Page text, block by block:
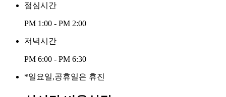
점심시간
PM 1:00 - PM 2:00
저녁시간
PM 6:00 - PM 6:30
*일요일,공휴일은 휴진